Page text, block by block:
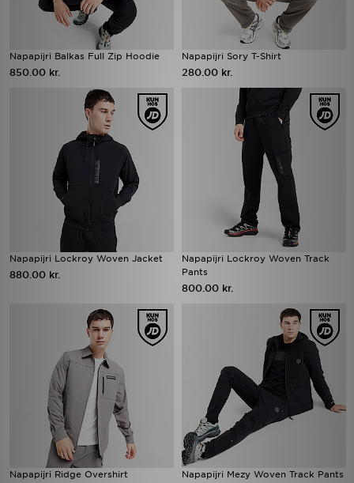
Napapijri Balkas Full Zip Hoodie
850.00 kr.
Napapijri Sory T-Shirt
280.00 kr.
Napapijri Lockroy Woven Jacket
880.00 kr.
Napapijri Lockroy Woven Track
Pants
800.00 kr.
Napapijri Ridge Overshirt Napapijri Mezy Woven Track Pants